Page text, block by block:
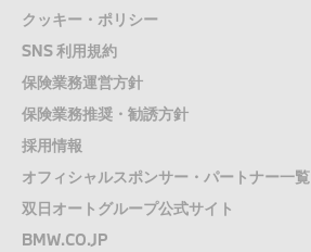
クッキー・ポリシー
SNS 利用規約
保険業務運営方針
保険業務推奨・勧誘方針
採用情報
オフィシャルスポンサー・パートナー一覧
双日オートグループ公式サイト
BMW.CO.JP